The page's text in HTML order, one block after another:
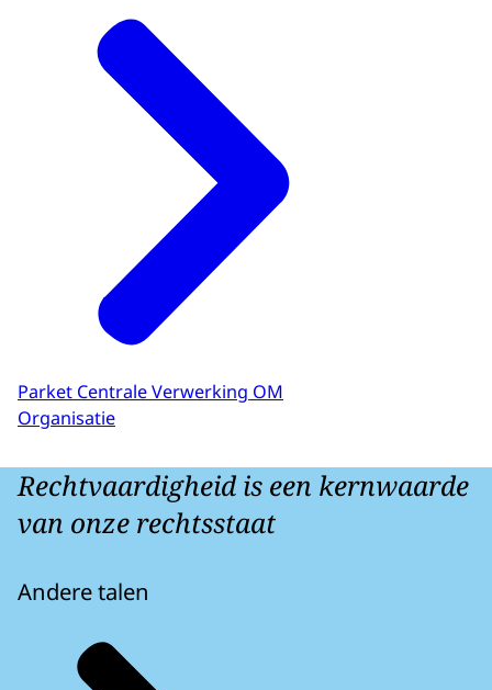
Parket Centrale Verwerking OM
Organisatie
Rechtvaardigheid is een kernwaarde
van onze rechtsstaat
Andere talen